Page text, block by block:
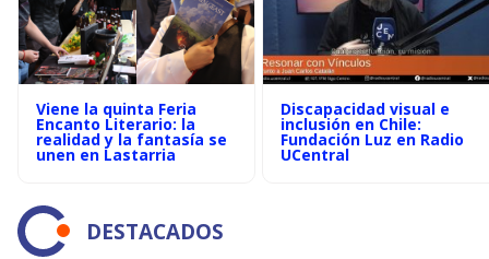
Viene la quinta Feria
Encanto Literario: la
realidad y la fantasía se
unen en Lastarria
Discapacidad visual e
inclusión en Chile:
Fundación Luz en Radio
UCentral
DESTACADOS